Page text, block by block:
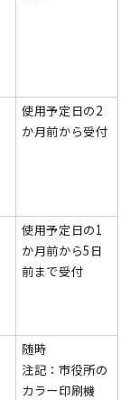
使用予定日の2
か月前から受付
使用予定日の1
か月前から5日
前まで受付
随時
注記：市役所の
カラー印刷機